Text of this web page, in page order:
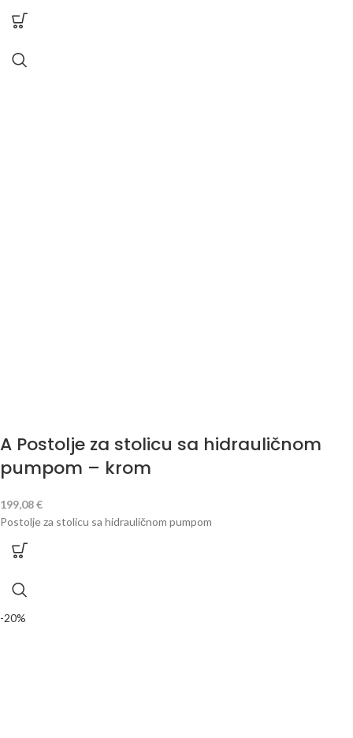
A Postolje za stolicu sa hidrauličnom
pumpom – krom
199,08€
Postolje za stolicu sa hidrauličnom pumpom
-20%